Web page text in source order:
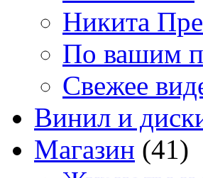
Никита
По вашим
Свежее
Винил и
Магазин (41)